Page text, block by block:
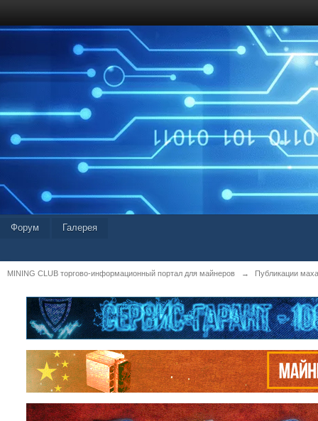
Форум Галерея
MINING CLUB торгово-информационный портал для майнеров → Публикации